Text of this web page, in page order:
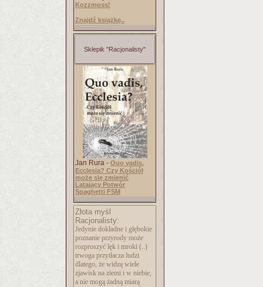
Kozzmoss!
Znajdź książkę..
Sklepik "Racjonalisty"
Jan Rura - Quo vadis,
Ecclesia? Czy Kościół
może się zmienić
Latający Potwór
Spaghetti FSM
Złota myśl
Racjonalisty:
Jedynie dokładne i głębokie
poznanie przyrody może
rozproszyć lęk i mroki (..)
trwoga przytłacza ludzi
dlatego, że widzą wiele
zjawisk na ziemi i w niebie,
a nie mogą żadną miarą